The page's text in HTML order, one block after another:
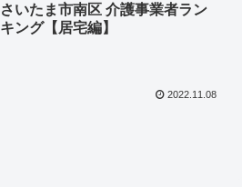
さいたま市南区 介護事業者ラン
キング【居宅編】
2022.11.08